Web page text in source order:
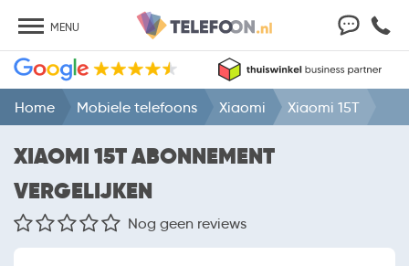
MENU
Home Mobiele telefoons Xiaomi Xiaomi 15T
XIAOMI 15T ABONNEMENT
VERGELIJKEN
Nog geen reviews